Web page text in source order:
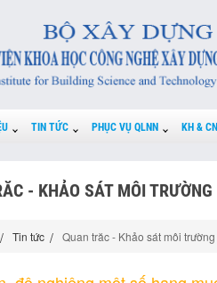
TIN TỨC PHỤC VỤ QLNN KH & CN
- KHẢO SÁT MÔI TRƯỜNG
Tin tức Quan trăc - Khảo sát môi trường